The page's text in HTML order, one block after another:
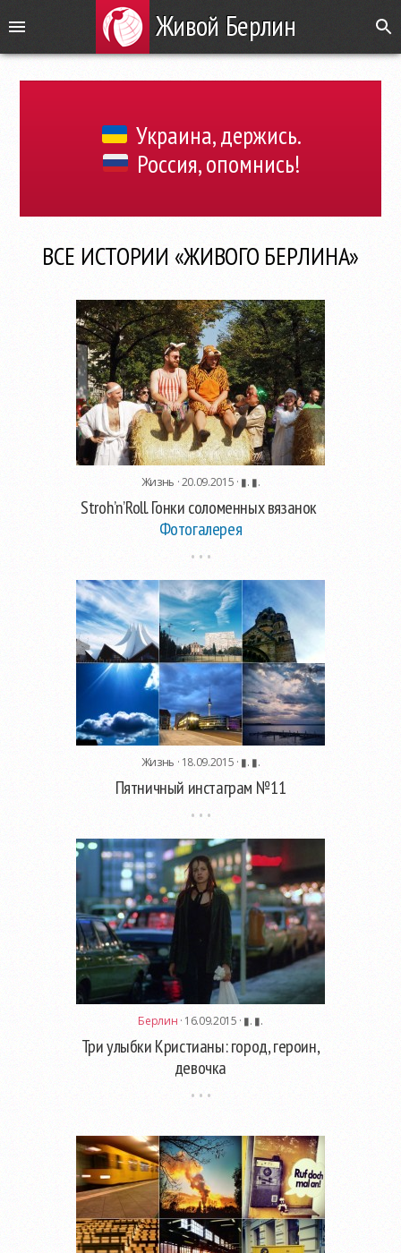
Живой Берлин
Украина, держись.
Россия, опомнись!
ВСЕ ИСТОРИИ «ЖИВОГО БЕРЛИНА»
Жизнь · 20.09.2015 · ▮. ▮.
Stroh’n’Roll. Гонки соломенных вязанок
Фотогалерея
Жизнь · 18.09.2015 · ▮. ▮.
Пятничный инстаграм №11
Берлин · 16.09.2015 · ▮. ▮.
Три улыбки Кристианы: город, героин,
девочка